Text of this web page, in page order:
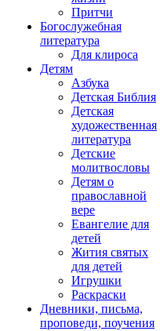
Притчи
Богослужебная
литература
Для клироса
Детям
Азбука
Детская Библия
Детская
художественная
литература
Детские
молитвословы
Детям о
православной
вере
Евангелие для
детей
Жития святых
для детей
Игрушки
Раскраски
Дневники, письма,
проповеди, поучения